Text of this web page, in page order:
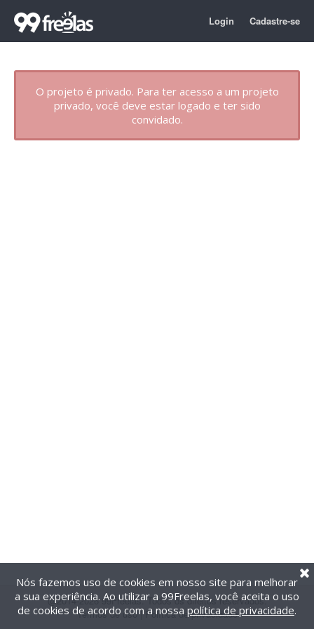
Login Cadastre-se
O projeto é privado. Para ter acesso a um projeto
privado, você deve estar logado e ter sido
convidado.
@2014-2026 99Freelas. Todos os direitos reservados.
Termos de uso| Política de privacidade
Nós fazemos uso de cookies em nosso site para melhorar
a sua experiência. Ao utilizar a 99Freelas, você aceita o uso
de cookies de acordo com a nossa política de privacidade.